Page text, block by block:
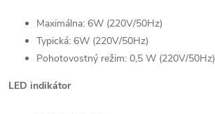
Maximálna: 6W (220V/50Hz)
Typická: 6W (220V/50Hz)
Pohotovostný režim: 0,5 W (220V/50Hz)
LED indikátor